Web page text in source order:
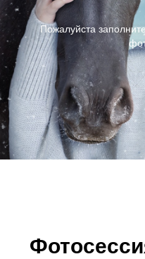
Пожалуйста